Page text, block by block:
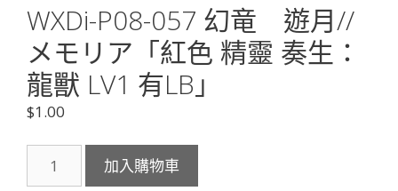
WXDi-P08-057 幻竜 遊月//
メモリア「紅色 精靈 奏生：
龍獸 LV1 有LB」
$1.00
P08-
加入購物車